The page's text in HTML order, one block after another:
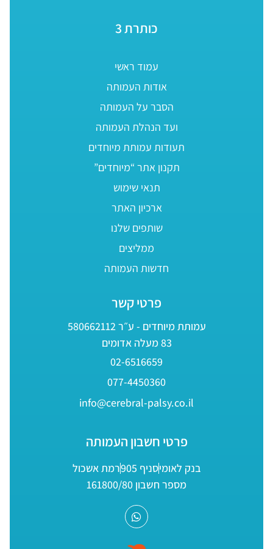
כותרת 3
עמוד ראשי
אודות העמותה
הסבר על העמותה
ועד הנהלת העמותה
תעודות עמותת מיוחדים
תקנון אתר “מיוחדים”
תנאי שימוש
ארכיון האתר
שותפים שלנו
ממליצים
חדשות העמותה
פרטי קשר
עמותת מיוחדים - ע״ר 580662112
83 מעלה אדומים
02-6516659
077-4450360
info@cerebral-palsy.co.il
פרטי חשבון העמותה
בנק לאומיסניף 905
רמת אשכול
מספר חשבון 161800/80